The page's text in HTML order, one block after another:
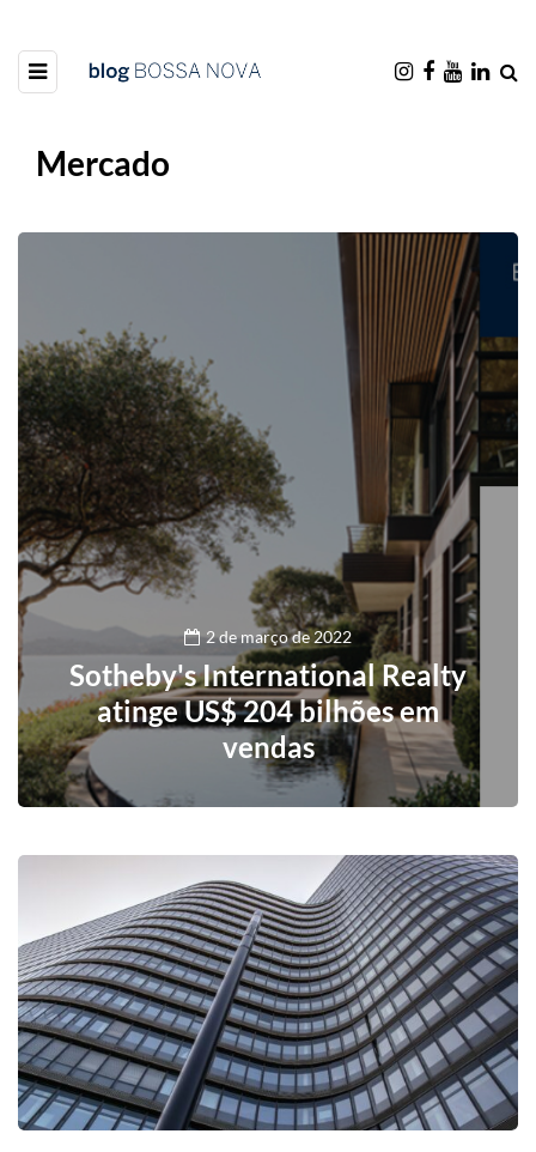
Mercado
2 de março de 2022
Sotheby's International Realty
atinge US$ 204 bilhões em
vendas